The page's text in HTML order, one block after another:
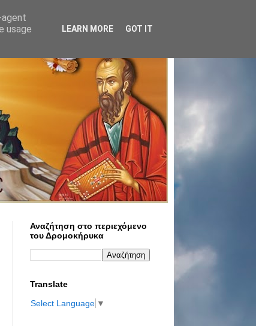
Αναζήτηση στο περιεχόμενο
του Δρομοκήρυκα
Translate
Select Language ▼
usage
LEARN MORE GOT IT